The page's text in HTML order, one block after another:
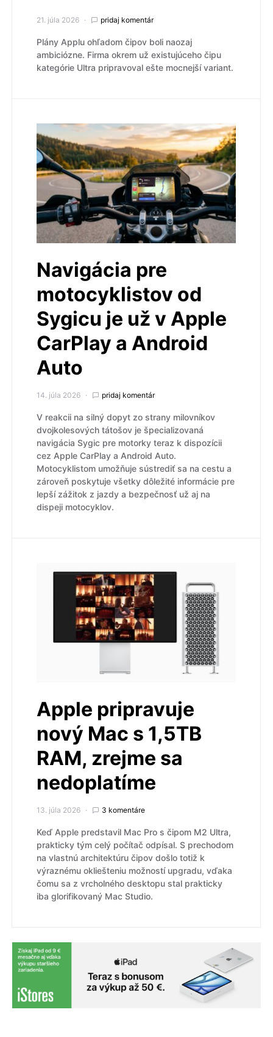
21. júla 2026 pridaj komentár
Plány Applu ohľadom čipov boli naozaj
ambiciózne. Firma okrem už existujúceho čipu
kategórie Ultra pripravoval ešte mocnejší variant.
Navigácia pre
motocyklistov od
Sygicu je už v Apple
CarPlay a Android
Auto
14. júla 2026 pridaj komentár
V reakcii na silný dopyt zo strany milovníkov
dvojkolesových tátošov je špecializovaná
navigácia Sygic pre motorky teraz k dispozícii
cez Apple CarPlay a Android Auto.
Motocyklistom umožňuje sústrediť sa na cestu a
zároveň poskytuje všetky dôležité informácie pre
lepší zážitok z jazdy a bezpečnosť už aj na
dispeji motocyklov.
Apple pripravuje
nový Mac s 1,5TB
RAM, zrejme sa
nedoplatíme
13. júla 2026 3 komentáre
Keď Apple predstavil Mac Pro s čipom M2 Ultra,
prakticky tým celý počítač odpísal. S prechodom
na vlastnú architektúru čipov došlo totiž k
výraznému okliešteniu možností upgradu, vďaka
čomu sa z vrcholného desktopu stal prakticky
iba glorifikovaný Mac Studio.